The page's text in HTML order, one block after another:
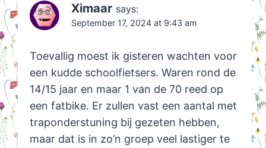
Ximaar says:
September 17, 2024 at 9:43 am
Toevallig moest ik gisteren wachten voor
een kudde schoolfietsers. Waren rond de
14/15 jaar en maar 1 van de 70 reed op
een fatbike. Er zullen vast een aantal met
traponderstuning bij gezeten hebben,
maar dat is in zo’n groep veel lastiger te